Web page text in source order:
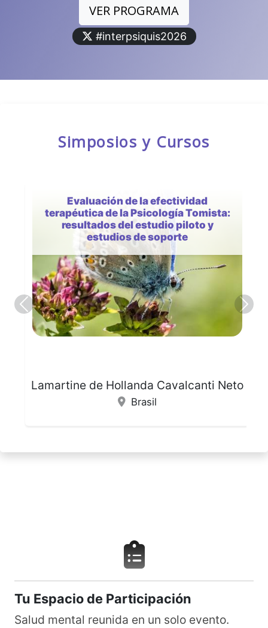
VER PROGRAMA
#interpsiquis2026
Simposios y Cursos
Evaluación de la efectividad
terapéutica de la Psicología Tomista:
resultados del estudio piloto y
estudios de soporte
Lamartine de Hollanda Cavalcanti Neto
Brasil
Tu Espacio de Participación
Salud mental reunida en un solo evento.